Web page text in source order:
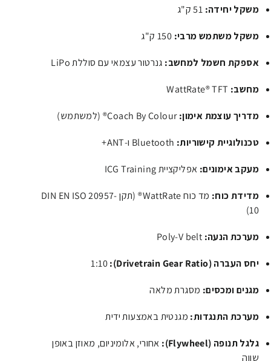
משקל יחידה: 51ק"ג
משקל משתמש מרבי: 150 ק"ג
אספקת חשמל למחשב: גנרטור עצמאי עם סוללת LiPo
מחשב:
מדריך עוצמת אימון:Coach By Colour® (למשתמש)
טכנולוגיית קישוריות:
מעקב אימונים: אפליקציית ICG Training
מדידת כוח:
מד כוח WattRate® (תקן DIN EN ISO 20957-
10)
מערכת הנעה:
יחס העברה (Drivetrain Gear Ratio): 1:10
מגנים ומכסים: מסגרת מלאה
מערכת התנגדות: מגנטית באמצעות ידית
גלגל תנופה (Flywheel):
אחורי, אלומיניום, מאוזן באופן
שווה